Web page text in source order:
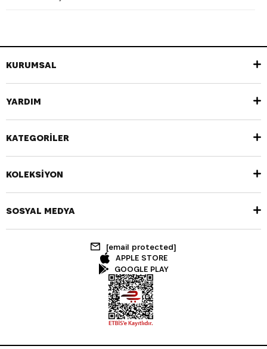
KURUMSAL
YARDIM
KATEGORİLER
KOLEKSİYON
SOSYAL MEDYA
[email protected]
APPLE STORE
GOOGLE PLAY